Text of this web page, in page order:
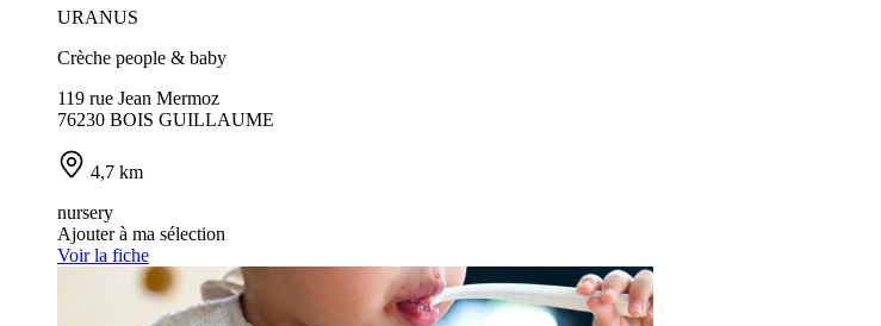
URANUS
Crèche people & baby
119 rue Jean Mermoz
76230 BOIS GUILLAUME
4,7 km
nursery
Ajouter à ma sélection
Voir la fiche